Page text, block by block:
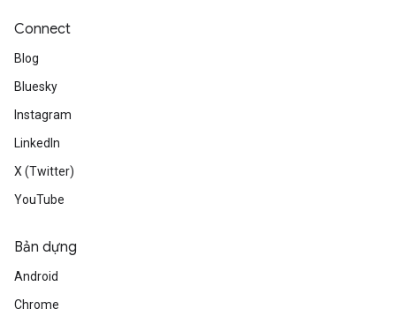
Connect
Blog
Bluesky
Instagram
LinkedIn
X (Twitter)
YouTube
Bản dựng
Android
Chrome